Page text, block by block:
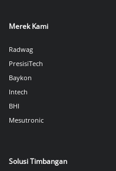
Merek Kami
Radwag
PresisiTech
Baykon
Intech
BHI
Mesutronic
Solusi Timbangan